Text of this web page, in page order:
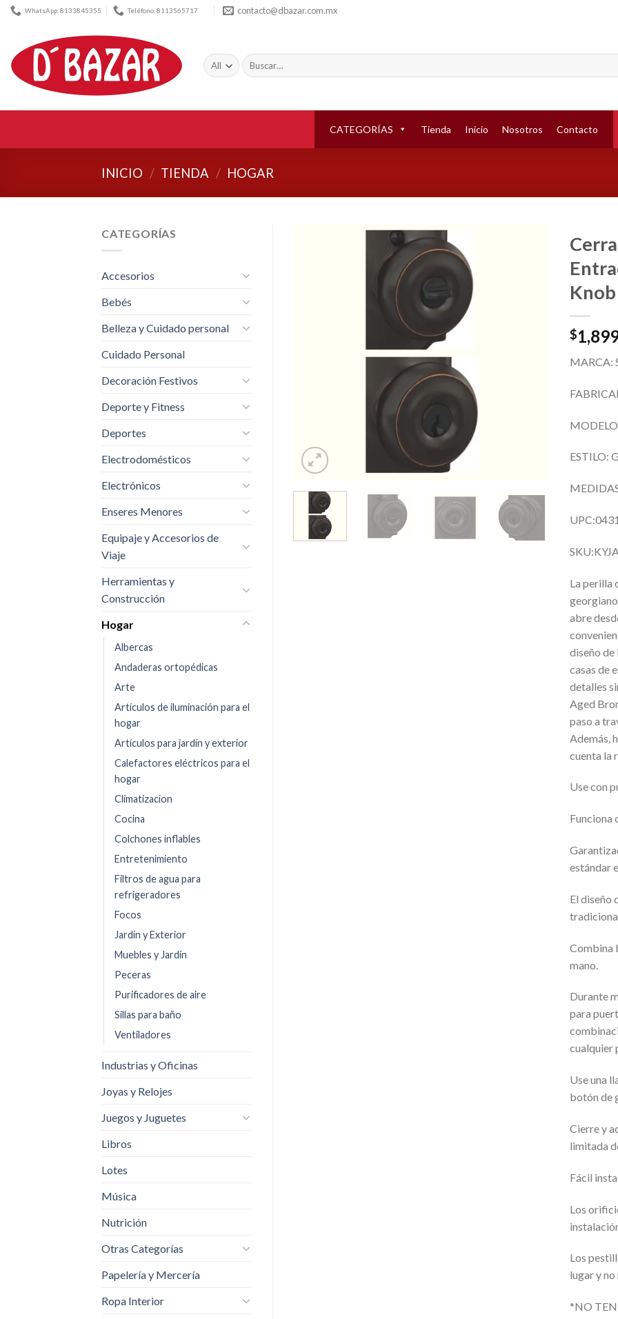
Skip
content
WhatsApp: 8133845355 Teléfono: 8113565717 contacto@dbazar.com.mx
Buscar
por:
CATEGORÍAS Tienda Inicio Nosotros Contacto
INICIO / TIENDA / HOGAR
CATEGORÍAS
Accesorios
Bebés
Belleza y Cuidado personal
Cuidado Personal
Decoración Festivos
Deporte y Fitness
Deportes
Electrodomésticos
Electrónicos
Enseres Menores
Equipaje y Accesorios de
Viaje
Herramientas y
Construcción
Hogar
Albercas
Andaderas ortopédicas
Arte
Artículos de iluminación para el
hogar
Artículos para jardín y exterior
Calefactores eléctricos para el
hogar
Climatizacion
Cocina
Colchones inflables
Entretenimiento
Filtros de agua para
refrigeradores
Focos
Jardín y Exterior
Muebles y Jardín
Peceras
Purificadores de aire
Sillas para baño
Ventiladores
Industrias y Oficinas
Joyas y Relojes
Juegos y Juguetes
Libros
Lotes
Música
Nutrición
Otras Categorías
Papelería y Mercería
Ropa Interior
Knob
$
MARCA:
ESTILO:
La perilla
abre
diseño de
casas de
detalles
Aged
paso a
Además,
cuenta la
Use con
Funciona
estándar
El diseño
Combina
mano.
Durante
para
cualquier
Use una
botón de
Cierre y
limitada
Fácil
Los
Los
lugar y
*NO